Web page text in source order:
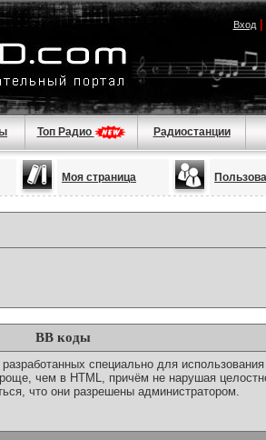
Вход|
Топ Радио Радиостанции
Моя страница
BB коды
специально для
чем в HTML, причём не нарушая
что они разрешены администратором.